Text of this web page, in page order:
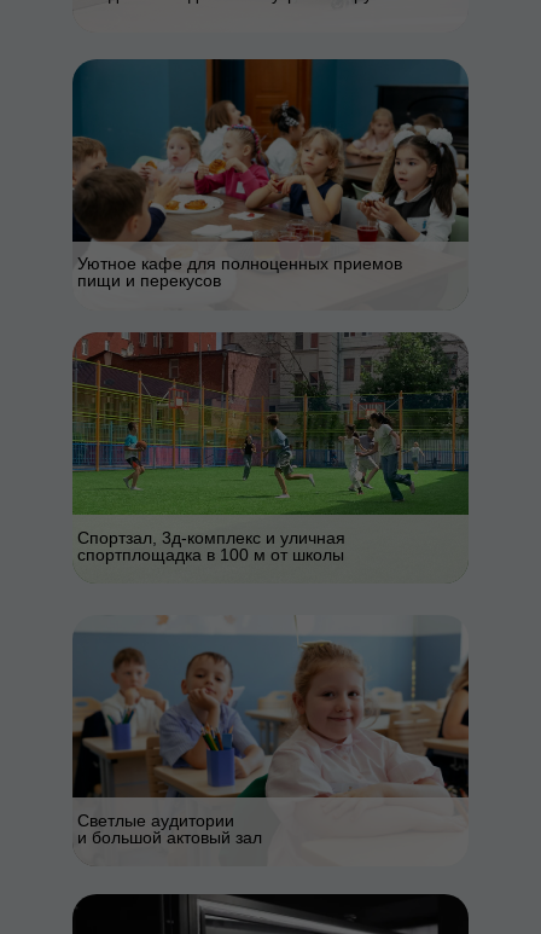
Уютное кафе для полноценных приемов
пищи и перекусов
Светлые аудитории
и большой актовый зал
Спортзал, 3д-комплекс и уличная
спортплощадка в 100 м от школы